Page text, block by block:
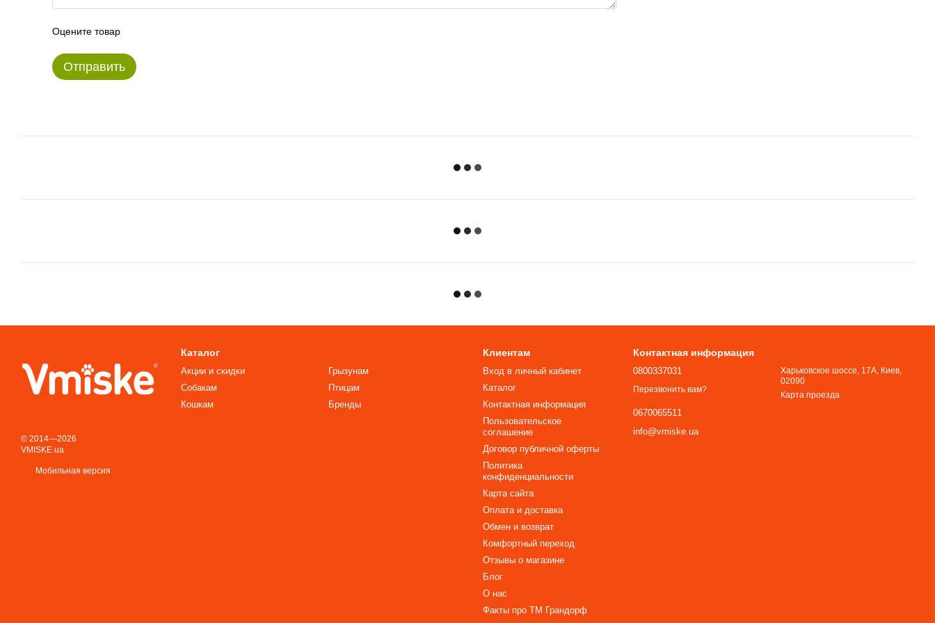
Оцените товар
Отправить
© 2014—2026
VMISKE.ua
Мобильная версия
Каталог
Акции и скидки
Собакам
Кошкам
Грызунам
Птицам
Бренды
Клиентам
Вход в личный кабинет
Каталог
Контактная информация
Пользовательское
соглашение
Договор публичной оферты
Политика
конфиденциальности
Карта сайта
Оплата и доставка
Обмен и возврат
Комфортный переход
Отзывы о магазине
Блог
О нас
Факты про TM Грандорф
Контактная информация
0800337031
Перезвонить вам?
0670065511
info@vmiske.ua
Харьковское шоссе, 17А, Киев,
02090
Карта проезда